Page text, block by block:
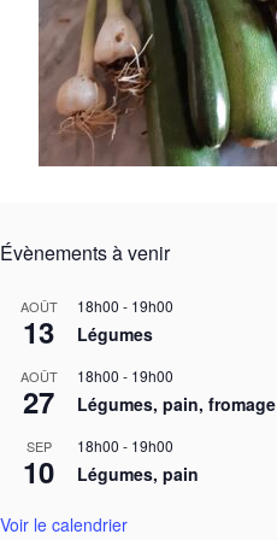
Évènements à venir
AOÛT
13
18h00 - 19h00
Légumes
AOÛT
27
18h00 - 19h00
Légumes, pain, fromage
SEP
10
18h00 - 19h00
Légumes, pain
Voir le calendrier